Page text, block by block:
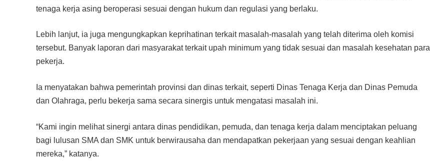
tenaga kerja asing beroperasi sesuai dengan hukum dan regulasi yang berlaku.
Lebih lanjut, ia juga mengungkapkan keprihatinan terkait masalah-masalah yang telah diterima oleh komisi
tersebut. Banyak laporan dari masyarakat terkait upah minimum yang tidak sesuai dan masalah kesehatan para
pekerja.
Ia menyatakan bahwa pemerintah provinsi dan dinas terkait, seperti Dinas Tenaga Kerja dan Dinas Pemuda
dan Olahraga, perlu bekerja sama secara sinergis untuk mengatasi masalah ini.
“Kami ingin melihat sinergi antara dinas pendidikan, pemuda, dan tenaga kerja dalam menciptakan peluang
bagi lulusan SMA dan SMK untuk berwirausaha dan mendapatkan pekerjaan yang sesuai dengan keahlian
mereka,” katanya.